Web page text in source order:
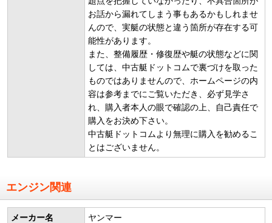
お話から漏れてしまう事もあるかもしれませ
んので、実艇の状態と違う箇所が存在する可
能性があります。
また、整備履歴・修復歴や艇の状態などに関
しては、中古艇ドットコムで裏づけを取った
ものではありませんので、ホームページの内
容は参考までにご覧いただき、必ず見学さ
れ、購入者本人の眼で確認の上、自己責任で
購入をお決め下さい。
中古艇ドットコムより無理に購入を勧めるこ
とはございません。
エンジン関連
メーカー名 ヤンマー